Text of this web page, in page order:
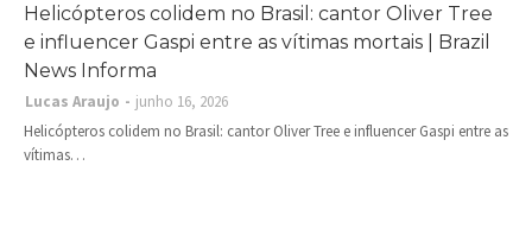
Helicópteros colidem no Brasil: cantor Oliver Tree
e influencer Gaspi entre as vítimas mortais | Brazil
News Informa
Lucas Araujo
junho 16, 2026
Helicópteros colidem no Brasil: cantor Oliver Tree e influencer Gaspi entre as
vítimas…